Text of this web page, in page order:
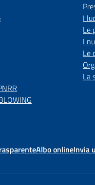
I
Le
I
Le
La
Albo onlineInvia